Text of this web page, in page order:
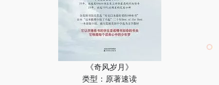
《奇风岁月》
类型：原著速读